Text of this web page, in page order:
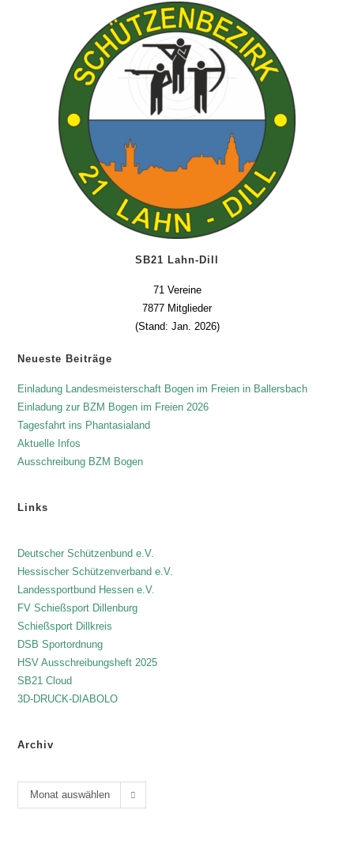
SB21 Lahn-Dill
71 Vereine
7877 Mitglieder
(Stand: Jan. 2026)
Neueste Beiträge
Einladung Landesmeisterschaft Bogen im Freien in Ballersbach
Einladung zur BZM Bogen im Freien 2026
Tagesfahrt ins Phantasialand
Aktuelle Infos
Ausschreibung BZM Bogen
Links
Deutscher Schützenbund e.V.
Hessischer Schützenverband e.V.
Landessportbund Hessen e.V.
FV Schießsport Dillenburg
Schießsport Dillkreis
DSB Sportordnung
HSV Ausschreibungsheft 2025
SB21 Cloud
3D-DRUCK-DIABOLO
Archiv
Monat auswählen